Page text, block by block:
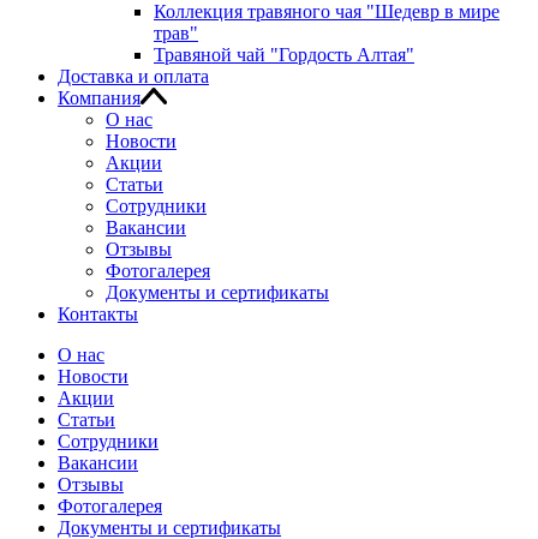
Коллекция травяного чая "Шедевр в мире
трав"
Травяной чай "Гордость Алтая"
Доставка и оплата
Компания
О нас
Новости
Акции
Статьи
Сотрудники
Вакансии
Отзывы
Фотогалерея
Документы и сертификаты
Контакты
О нас
Новости
Акции
Статьи
Сотрудники
Вакансии
Отзывы
Фотогалерея
Документы и сертификаты